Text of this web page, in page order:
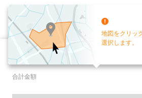
地図をクリッ
選択します。
配布部数
お手元送付
合計金額